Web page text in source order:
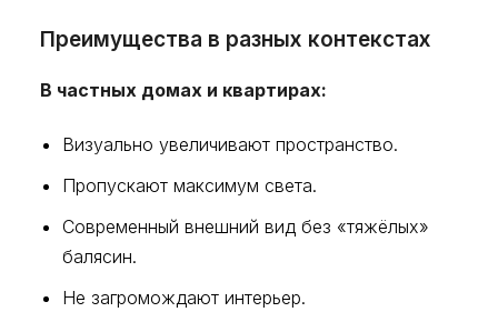
Преимущества в разных контекстах
В частных домах и квартирах:
Визуально увеличивают пространство.
Пропускают максимум света.
Современный внешний вид без «тяжёлых»
балясин.
Не загромождают интерьер.